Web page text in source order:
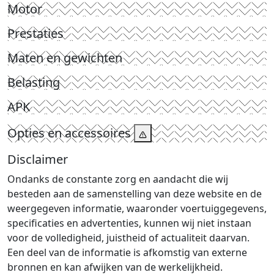
Motor
Prestaties
Maten en gewichten
Belasting
APK
Opties en accessoires
Disclaimer
Ondanks de constante zorg en aandacht die wij
besteden aan de samenstelling van deze website en de
weergegeven informatie, waaronder voertuiggegevens,
specificaties en advertenties, kunnen wij niet instaan
voor de volledigheid, juistheid of actualiteit daarvan.
Een deel van de informatie is afkomstig van externe
bronnen en kan afwijken van de werkelijkheid.